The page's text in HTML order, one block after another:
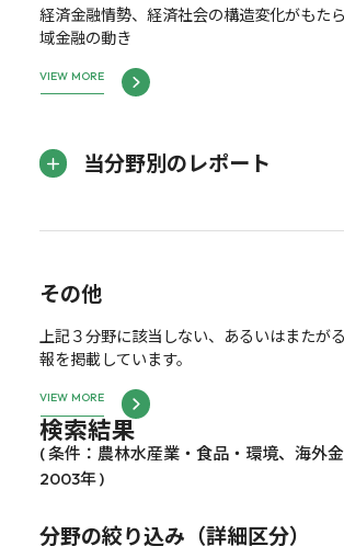
経済金融情勢、経済社会の構造変化がもた
域金融の動き
VIEW MORE
当分野別のレポート
その他
上記３分野に該当しない、あるいはまたが
報を掲載しています。
VIEW MORE
検索結果
( 条件：農林水産業・食品・環境、海外
2003年 )
分野の絞り込み（詳細区分）